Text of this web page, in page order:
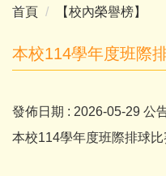
內
區
首頁 【校內榮譽榜】
本校114學年度班際
發佈日期 : 2026-05-29 公
本校114學年度班際排球比